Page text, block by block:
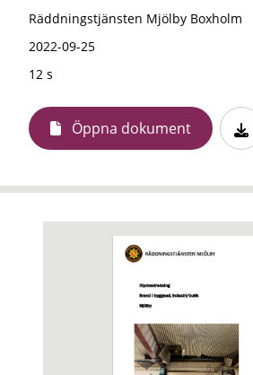
Räddningstjänsten Mjölby Boxholm
2022-09-25
12 s
Öppna dokument